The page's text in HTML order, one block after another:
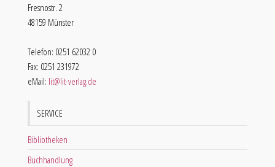
Fresnostr. 2
48159 Münster
Telefon: 0251 62032 0
Fax: 0251 231972
eMail: lit@lit-verlag.de
SERVICE
Bibliotheken
Buchhandlung